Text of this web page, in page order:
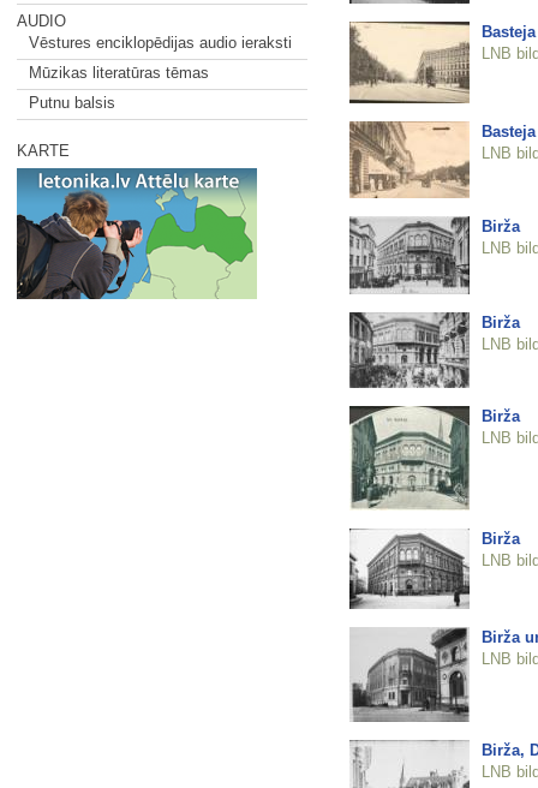
AUDIO
Vēstures enciklopēdijas audio ieraksti
Mūzikas literatūras tēmas
Putnu balsis
KARTE
LNB
LNB
Birža
LNB
Birža
LNB
Birža
LNB
Birža
LNB
Birža
LNB
Birža,
LNB